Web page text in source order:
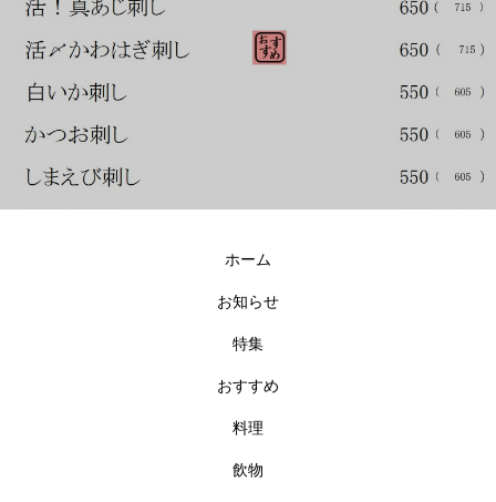
ホーム
お知らせ
特集
おすすめ
料理
飲物